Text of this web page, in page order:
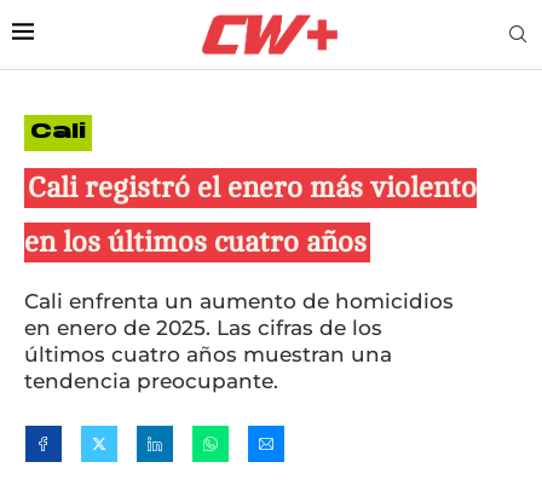
Cali
Cali registró el enero más violento
en los últimos cuatro años
Cali enfrenta un aumento de homicidios
en enero de 2025. Las cifras de los
últimos cuatro años muestran una
tendencia preocupante.